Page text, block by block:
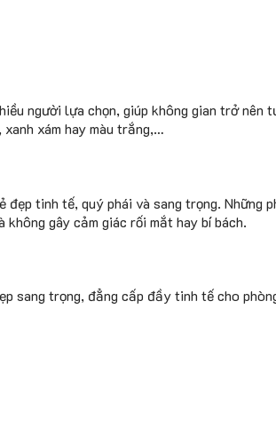
người lựa chọn, giúp không gian trở nên
xám hay màu trắng,…
tinh tế, quý phái và sang trọng. Những
gây cảm giác rối mắt hay bí bách.
sang trọng, đẳng cấp đầy tinh tế cho